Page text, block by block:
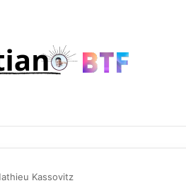
Kassovitz